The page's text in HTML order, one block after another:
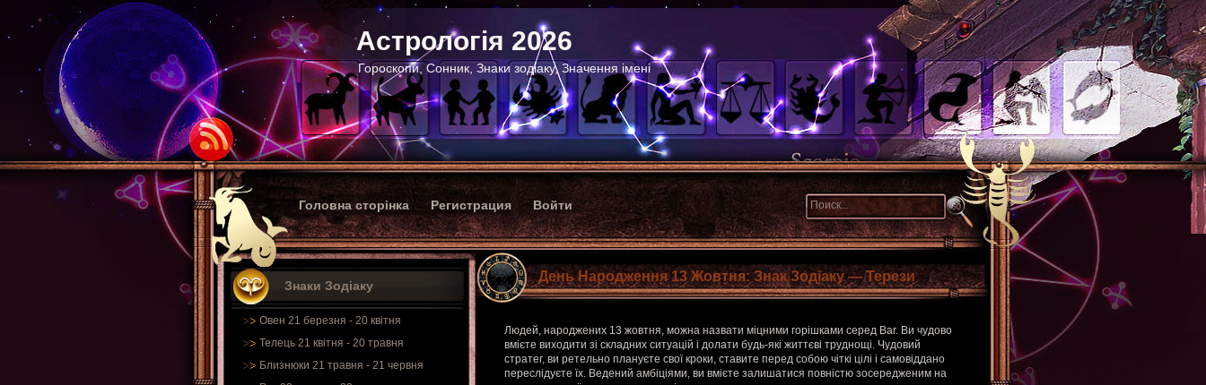
Астрологія 2026
Гороскопи, Сонник, Знаки зодіаку, Значення імені
Головна сторінка Регистрация Войти
Знаки Зодіаку
Овен 21 березня - 20 квітня
Телець 21 квітня - 20 травня
Близнюки 21 травня - 21 червня
День Народження 13 Жовтня: Знак Зодіаку — Терези
Людей, народжених 13 жовтня, можна назвати міцними горішками серед Ваг. Ви чудово
вмієте виходити зі складних ситуацій і долати будь-які життєві труднощі. Чудовий
стратег, ви ретельно плануєте свої кроки, ставите перед собою чіткі цілі і самовіддано
переслідуєте їх. Ведений амбіціями, ви вмієте залишатися повністю зосередженим на